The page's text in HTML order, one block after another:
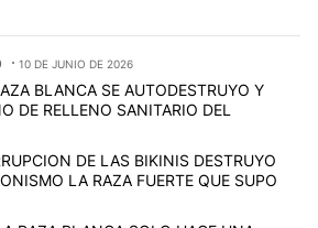
10 DE JUNIO DE 2026
BLANCA SE AUTODESTRUYO Y
DE RELLENO SANITARIO DEL
DE LAS BIKINIS DESTRUYO
LA RAZA FUERTE QUE SUPO